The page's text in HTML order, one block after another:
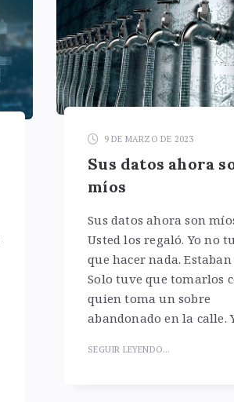
9 DE MARZO DE 2023
Sus datos ahora
míos
Sus datos ahora son
Usted los regaló. Yo no
que hacer nada.
Solo tuve que tomarlos
quien toma un sobre
abandonado en la calle.
SEGUIR LEYENDO...